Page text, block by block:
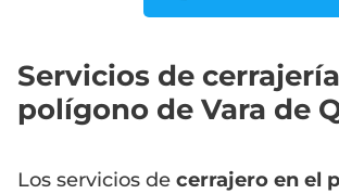
Servicios de
polígono de Vara de
Los servicios de cerrajero en el